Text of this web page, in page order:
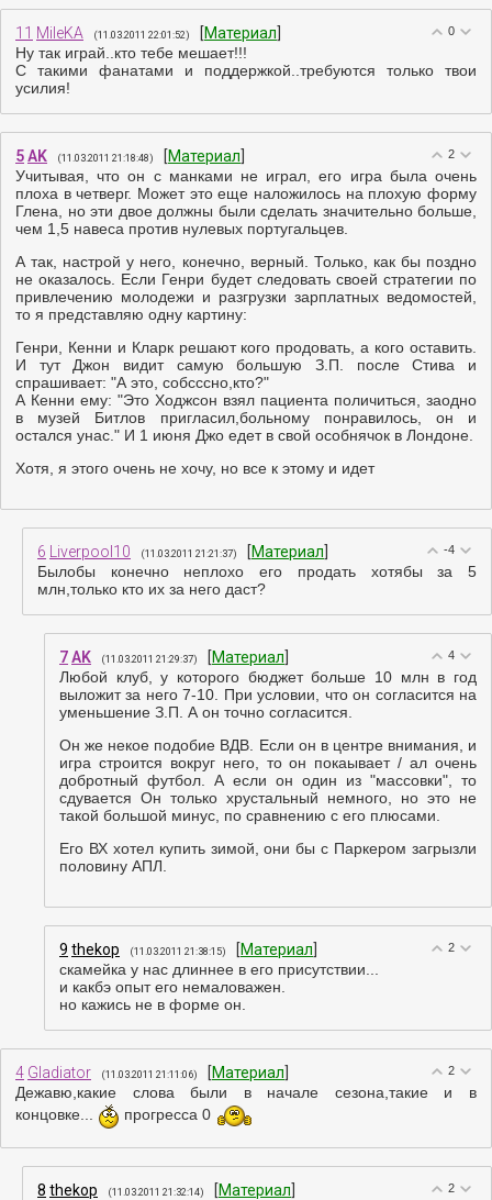
0
11 MileKA (11.03.2011 22:01:52) [Материал
Ну так играй..кто тебе мешает!!!
С такими фанатами и поддержкой..требуются только твои
усилия!
2
5AK (11.03.2011 21:18:48) [Материал
Учитывая, что он с манками не играл, его игра была очень
плоха в четверг. Может это еще наложилось на плохую форму
Глена, но эти двое должны были сделать значительно больше,
чем 1,5 навеса против нулевых португальцев.
А так, настрой у него, конечно, верный. Только, как бы поздно
не оказалось. Если Генри будет следовать своей стратегии по
привлечению молодежи и разгрузки зарплатных ведомостей,
то я представляю одну картину:
Генри, Кенни и Кларк решают кого продовать, а кого оставить.
И тут Джон видит самую большую З.П. после Стива и
спрашивает: "А это, собсссно,кто?"
А Кенни ему: "Это Ходжсон взял пациента поличиться, заодно
в музей Битлов пригласил,больному понравилось, он и
остался унас." И 1 июня Джо едет в свой особнячок в Лондоне.
Хотя, я этого очень не хочу, но все к этому и идет
-4
6 Liverpool10 (11.03.2011 21:21:37) [Материал
Былобы конечно неплохо его продать хотябы за 5
млн,только кто их за него даст?
4
7AK (11.03.2011 21:29:37) [Материал
Любой клуб, у которого бюджет больше 10 млн в год
выложит за него 7-10. При условии, что он согласится на
уменьшение З.П. А он точно согласится.
Он же некое подобие ВДВ. Если он в центре внимания, и
игра строится вокруг него, то он покаывает / ал очень
добротный футбол. А если он один из "массовки", то
сдувается Он только хрустальный немного, но это не
такой большой минус, по сравнению с его плюсами.
Его ВХ хотел купить зимой, они бы с Паркером загрызли
половину АПЛ.
2
9 thekop (11.03.2011 21:38:15) [Материал
скамейка у нас длиннее в его присутствии...
и какбэ опыт его немаловажен.
но кажись не в форме он.
2
4 Gladiator (11.03.2011 21:11:06) [Материал
Дежавю,какие слова были в начале сезона,такие и в
концовке...
прогресса 0
2
8 thekop (11.03.2011 21:32:14) [Материал